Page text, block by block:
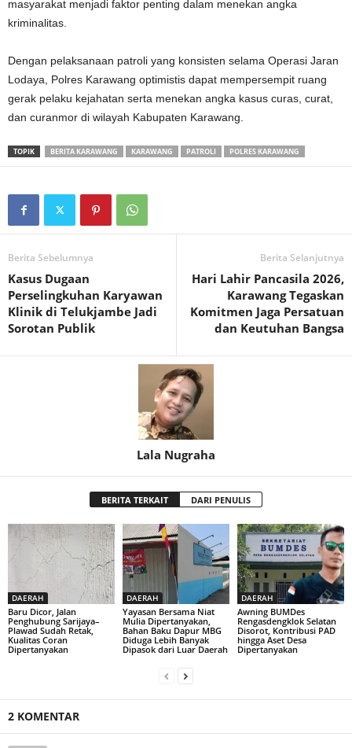
masyarakat menjadi faktor penting dalam menekan angka
kriminalitas.
Dengan pelaksanaan patroli yang konsisten selama Operasi Jaran
Lodaya, Polres Karawang optimistis dapat mempersempit ruang
gerak pelaku kejahatan serta menekan angka kasus curas, curat,
dan curanmor di wilayah Kabupaten Karawang.
TOPIK BERITA KARAWANG KARAWANG PATROLI POLRES KARAWANG
Berita Sebelumnya
Kasus Dugaan
Perselingkuhan Karyawan
Klinik di Telukjambe Jadi
Sorotan Publik
Berita Selanjutnya
Hari Lahir Pancasila 2026,
Karawang Tegaskan
Komitmen Jaga Persatuan
dan Keutuhan Bangsa
Lala Nugraha
BERITA TERKAIT DARI PENULIS
DAERAH
Baru Dicor, Jalan
Penghubung Sarijaya–
Plawad Sudah Retak,
Kualitas Coran
Dipertanyakan
DAERAH
Yayasan Bersama Niat
Mulia Dipertanyakan,
Bahan Baku Dapur MBG
Diduga Lebih Banyak
Dipasok dari Luar Daerah
DAERAH
Awning BUMDes
Rengasdengklok Selatan
Disorot, Kontribusi PAD
hingga Aset Desa
Dipertanyakan
2 KOMENTAR